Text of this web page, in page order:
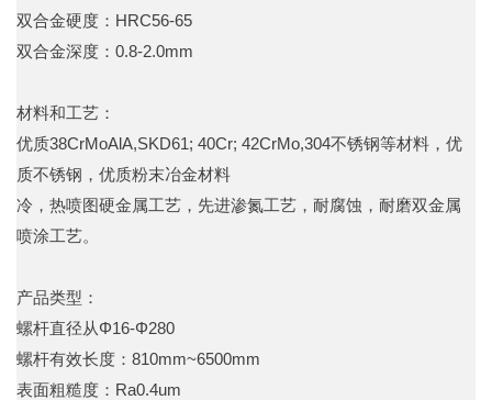
双合金硬度：HRC56-65
双合金深度：0.8-2.0mm
材料和工艺：
优质38CrMoAlA,SKD61; 40Cr; 42CrMo,304不锈钢等材料，优
质不锈钢，优质粉末冶金材料
冷，热喷图硬金属工艺，先进渗氮工艺，耐腐蚀，耐磨双金属
喷涂工艺。
产品类型：
螺杆直径从Φ16-Φ280
螺杆有效长度：810mm~6500mm
表面粗糙度：Ra0.4um